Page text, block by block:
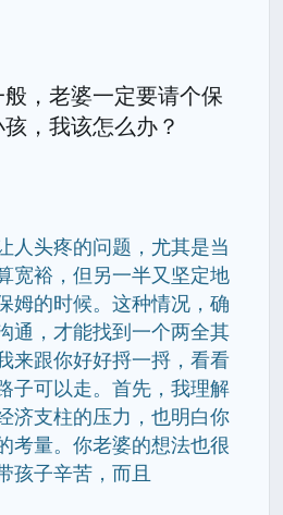
，老婆一定要请个保
，我该怎么办？
人头疼的问题，尤其是当
宽裕，但另一半又坚定地
姆的时候。这种情况，确
通，才能找到一个两全其
来跟你好好捋一捋，看看
子可以走。首先，我理解
济支柱的压力，也明白你
考量。你老婆的想法也很
孩子辛苦，而且